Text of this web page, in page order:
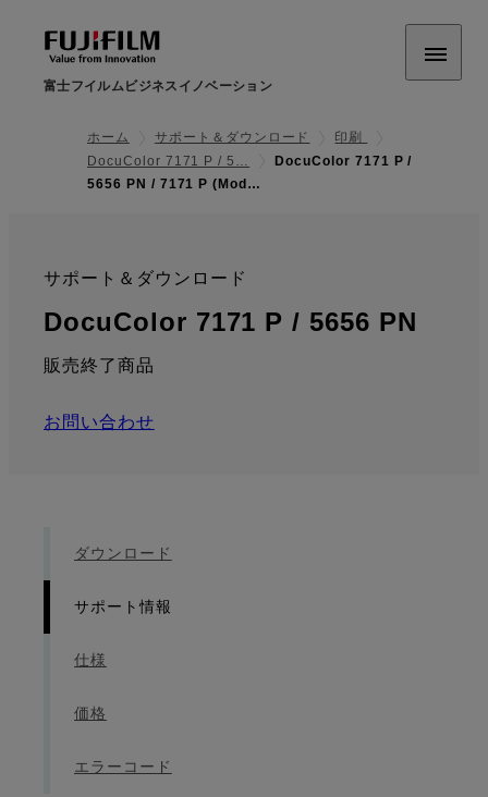
富士フイルムビジネスイノベーション
ホーム サポート＆ダウンロード
印刷
DocuColor 7171 P / 5…
DocuColor 7171 P /
5656 PN / 7171 P (Mod…
サポート＆ダウンロード
:
DocuColor 7171 P / 5656 PN
販売終了商品
お問い合わせ
ダウンロード
サポート情報
仕様
価格
エラーコード